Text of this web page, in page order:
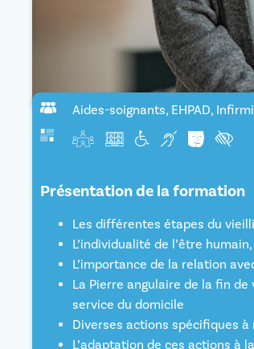
Aides-soignants, EHPAD,
Présentation de la formation
Les différentes étapes du
L’individualité de l’être
L’importance de la relation
La Pierre angulaire de la fin
service du domicile
Diverses actions spécifiques
L’adaptation de ces actions à